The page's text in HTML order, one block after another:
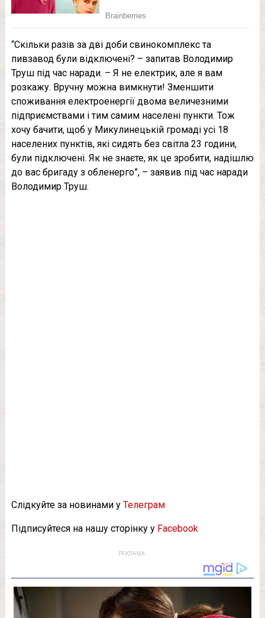
“Скільки разів за дві доби свинокомплекс та
пивзавод були відключені? – запитав Володимир
Труш під час наради. – Я не електрик, але я вам
розкажу. Вручну можна вимкнути! Зменшити
споживання електроенергії двома величезними
підприємствами і тим самим населені пункти. Тож
хочу бачити, щоб у Микулинецькій громаді усі 18
населених пунктів, які сидять без світла 23 години,
були підключені. Як не знаєте, як це зробити, надішлю
до вас бригаду з обленерго”, – заявив під час наради
Володимир Труш.
Слідкуйте за новинами у Телеграм
Підписуйтеся на нашу сторінку у Facebook
РЕКЛАМА: